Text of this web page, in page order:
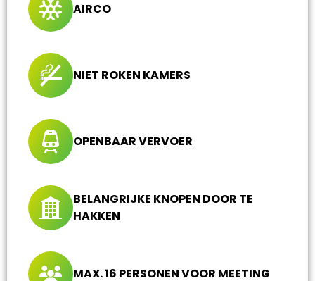
AIRCO
NIET ROKEN KAMERS
OPENBAAR VERVOER
BELANGRIJKE KNOPEN DOOR TE
HAKKEN
MAX. 16 PERSONEN VOOR MEETING